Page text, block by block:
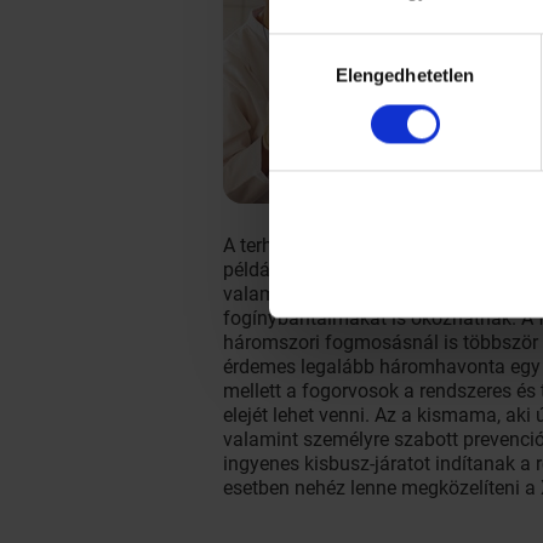
kiválasztásaElengedhetetlen
A terhes kismamáknak a
például jobban oda kell figyelniük a
valamint bőrük és fogaik védelmére.
fogínybántalmakat is okozhatnak. A
háromszori fogmosásnál is
érdemes legalább háromhavonta
mellett a fogorvosok a rendszeres
elejét lehet venni. Az a kismama,
valamint személyre szabott
ingyenes kisbusz-járatot indítanak a
esetben nehéz lenne megközelíteni